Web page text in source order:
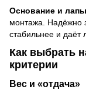
Основание и
монтажа. Надёжно
стабильнее и даёт
Как выбрать
критерии
Вес и «отдача»